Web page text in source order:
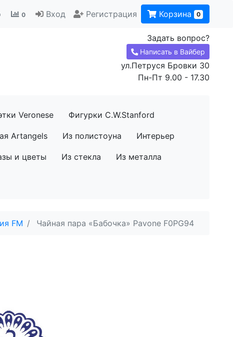
0 Вход Регистрация Корзина 0
Задать вопрос?
Написать в Вайбер
ул.Петруся Бровки 30
Пн-Пт 9.00 - 17.30
Veronese Фигурки C.W.Stanford
Artangels Из полистоуна Интерьер
и цветы Из стекла Из металла
FM Чайная пара «Бабочка» Pavone F0PG94